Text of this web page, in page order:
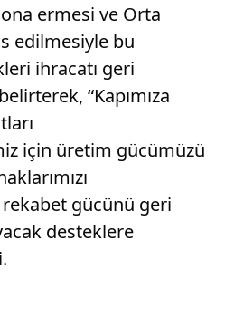
ermesi ve Orta
edilmesiyle bu
ihracatı geri
“Kapımıza
için üretim gücümüzü
gücünü geri
desteklere